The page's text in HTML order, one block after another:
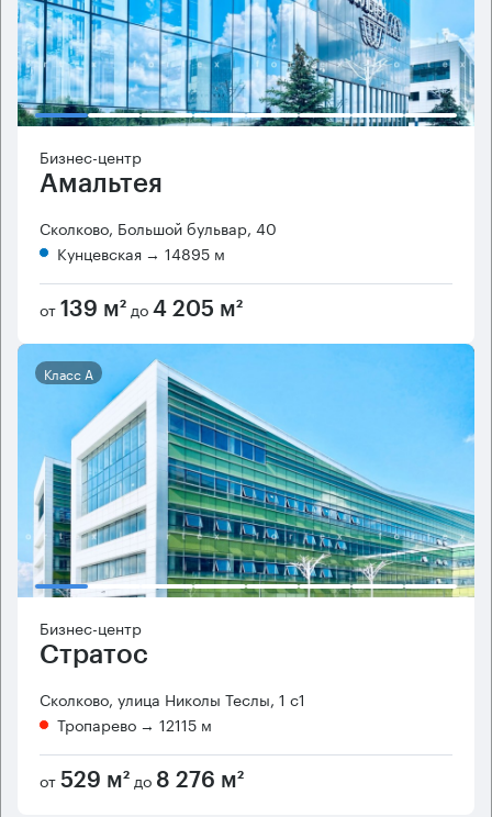
Бизнес-центр
Амальтея
Сколково, Большой бульвар, 40
Кунцевская → 14895 м
от 139 м² до 4 205 м²
Класс А
Бизнес-центр
Стратос
Сколково, улица Николы Теслы, 1 с1
Тропарево → 12115 м
от 529 м² до 8 276 м²